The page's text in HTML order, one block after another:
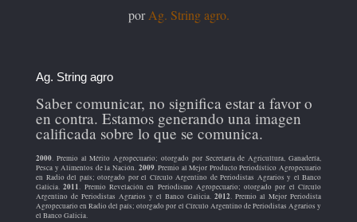
porAg. String agro.
Ag. String agro
Saber comunicar, no significa estar a favor o
en contra. Estamos generando una imagen
calificada sobre lo que se comunica.
2000. Premio al Mérito Agropecuario; otorgado por Secretaría de Agricultura, Ganadería,
Pesca y Alimentos de la Nación. 2009. Premio al Mejor Producto Periodístico Agropecuario
en Radio del país; otorgado por el Círculo Argentino de Periodistas Agrarios y el Banco
Galicia.2011. Premio Revelación en Periodismo Agropecuario; otorgado por el Círculo
Argentino de Periodistas Agrarios y el Banco Galicia. 2012. Premio al Mejor Periodista
Agropecuario en Radio del país; otorgado por el Círculo Argentino de Periodistas Agrarios y
el Banco Galicia.